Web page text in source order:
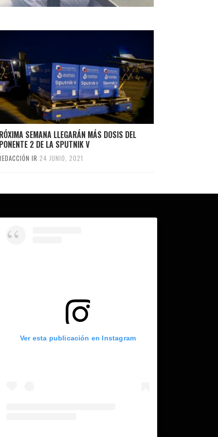
SEMANA LLEGARÁN MÁS DOSIS DEL
2 DE LA SPUTNIK V
IR 24 JUNIO, 2021
Ver esta publicación en Instagram